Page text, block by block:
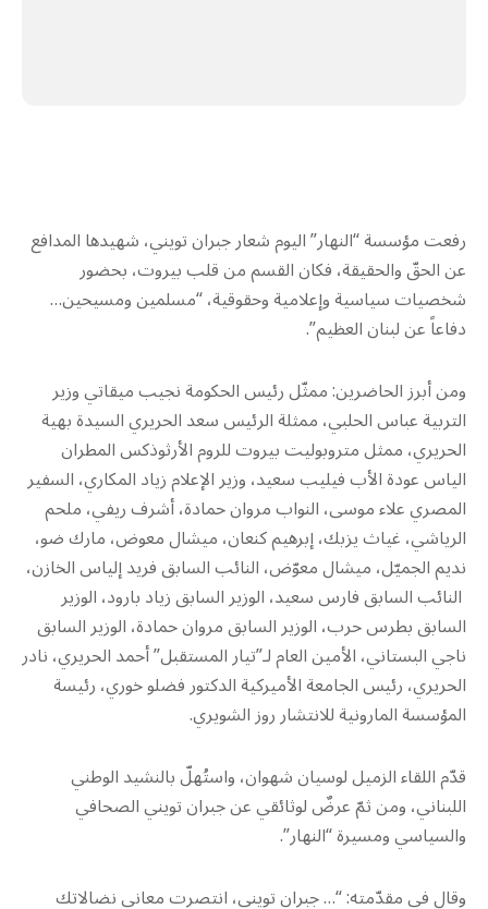
رفعت مؤسسة “النهار” اليوم شعار جبران تويني، شهيدها المدافع
عن الحقّ والحقيقة، فكان القسم من قلب بيروت، بحضور
شخصيات سياسية وإعلامية وحقوقية، “مسلمين ومسيحين…
دفاعاً عن لبنان العظيم”.
ومن أبرز الحاضرين: ممثّل رئيس الحكومة نجيب ميقاتي وزير
التربية عباس الحلبي، ممثلة الرئيس سعد الحريري السيدة بهية
الحريري، ممثل متروبوليت بيروت للروم الأرثوذكس المطران
الياس عودة الأب فيليب سعيد، وزير الإعلام زياد المكاري، السفير
المصري علاء موسى، النواب مروان حمادة، أشرف ريفي، ملحم
الرياشي، غياث يزبك، إبرهيم كنعان، ميشال معوض، مارك ضو،
نديم الجميّل، ميشال معوّض، النائب السابق فريد إلياس الخازن،
النائب السابق فارس سعيد، الوزير السابق زياد بارود، الوزير
السابق بطرس حرب، الوزير السابق مروان حمادة، الوزير السابق
ناجي البستاني، الأمين العام لـ”تيار المستقبل” أحمد الحريري، نادر
الحريري، رئيس الجامعة الأميركية الدكتور فضلو خوري، رئيسة
المؤسسة المارونية للانتشار روز الشويري.
قدّم اللقاء الزميل لوسيان شهوان، واستُهلّ بالنشيد الوطني
اللبناني، ومن ثمّ عرضٌ لوثائقي عن جبران تويني الصحافي
والسياسي ومسيرة “النهار”.
وقال في مقدّمته: “… جبران تويني، انتصرت معاني نضالاتك